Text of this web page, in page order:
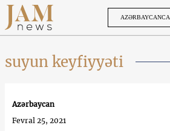
AZƏRBAYCANCA
suyun keyfiyyəti
Azərbaycan
Fevral 25, 2021